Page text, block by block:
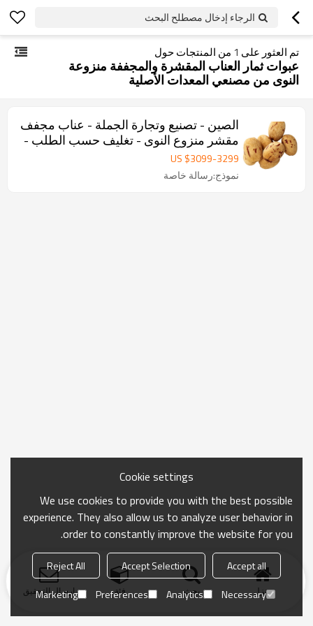
الرجاء إدخال مصطلح البحث
تم العثور على 1 من المنتجات حول
عبوات ثمار العناب المقشرة والمجففة منزوعة
النوى من مصنعي المعدات الأصلية
الصين - تصنيع وتجارة الجملة - عناب مجفف
مقشر منزوع النوى - تغليف حسب الطلب -
توريد بالجملة
US $3099-3299
نموذج:رسالة خاصة
منزل بحث فئة ارسال التحقيق
Cookie settings
We use cookies to provide you with the best possible
experience. They also allow us to analyze user behavior in
order to constantly improve the website for you.
Accept all
Accept Selection
Reject All
Necessary
Analytics
Preferences
Marketing